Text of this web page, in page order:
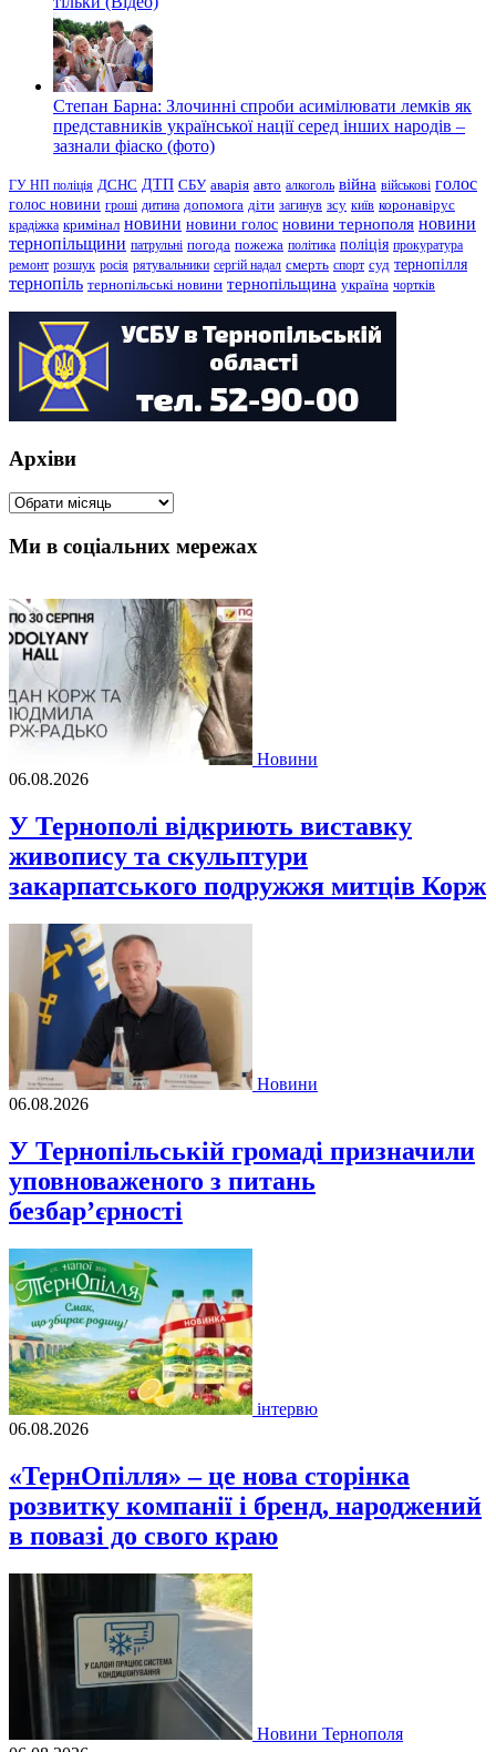
Степан Барна: Злочинні спроби асимілювати лемків як
представників української нації серед інших народів –
зазнали фіаско (фото)
ГУ НП поліція ДСНС ДТП СБУ аварія авто алкоголь війна військові голос
голос новини гроші дитина допомога діти загинув зсу київ коронавірус
крадіжка кримінал новини новини голос новини тернополя новини
тернопільщини патрульні погода пожежа політика поліція прокуратура
ремонт розшук росія рятувальники сергій надал смерть спорт суд тернопілля
тернопіль тернопільські новини тернопільщина україна чортків
Архіви
Архіви
Ми в соціальних мережах
Новини
06.08.2026
У Тернополі відкриють виставку
живопису та скульптури
закарпатського подружжя митців Корж
Новини
06.08.2026
У Тернопільській громаді призначили
уповноваженого з питань
безбар’єрності
інтервю
06.08.2026
«ТернОпілля» – це нова сторінка
розвитку компанії і бренд, народжений
в повазі до свого краю
Новини Тернополя